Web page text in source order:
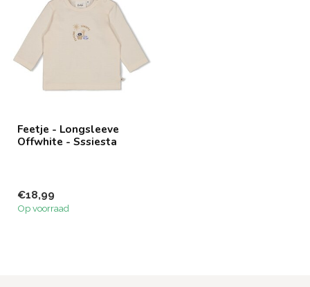
Feetje - Longsleeve
Offwhite - Sssiesta
€18,99
Op voorraad